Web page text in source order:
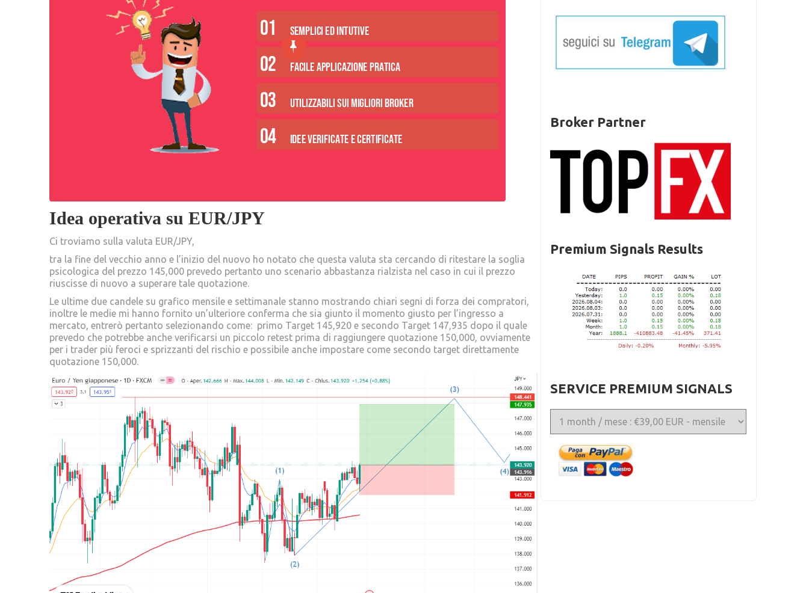
Idea operativa su EUR/JPY
Ci troviamo sulla valuta EUR/JPY,
tra la fine del vecchio anno e l’inizio del nuovo ho notato che questa valuta sta cercando di ritestare la soglia
psicologica del prezzo 145,000 prevedo pertanto uno scenario abbastanza rialzista nel caso in cui il prezzo
riuscisse di nuovo a superare tale quotazione.
Le ultime due candele su grafico mensile e settimanale stanno mostrando chiari segni di forza dei compratori,
inoltre le medie mi hanno fornito un’ulteriore conferma che sia giunto il momento giusto per l’ingresso a
mercato, entrerò pertanto selezionando come: primo Target 145,920 e secondo Target 147,935 dopo il quale
prevedo che potrebbe anche verificarsi un piccolo retest prima di raggiungere quotazione 150,000, ovviamente
per i trader più feroci e sprizzanti del rischio e possibile anche impostare come secondo target direttamente
quotazione 150,000.
Broker Partner
Premium Signals Results
SERVICE PREMIUM SIGNALS